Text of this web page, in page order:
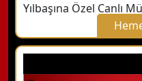
Yılbaşına Özel Canlı